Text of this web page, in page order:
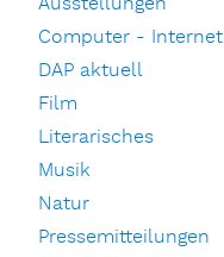
Computer - Internet
DAP aktuell
Film
Literarisches
Musik
Natur
Pressemitteilungen